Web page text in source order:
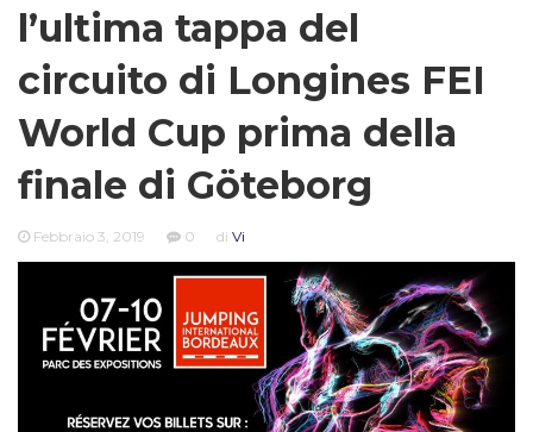
l’ultima tappa del
circuito di Longines FEI
World Cup prima della
finale di Göteborg
Febbraio 3, 2019 0 di Vi